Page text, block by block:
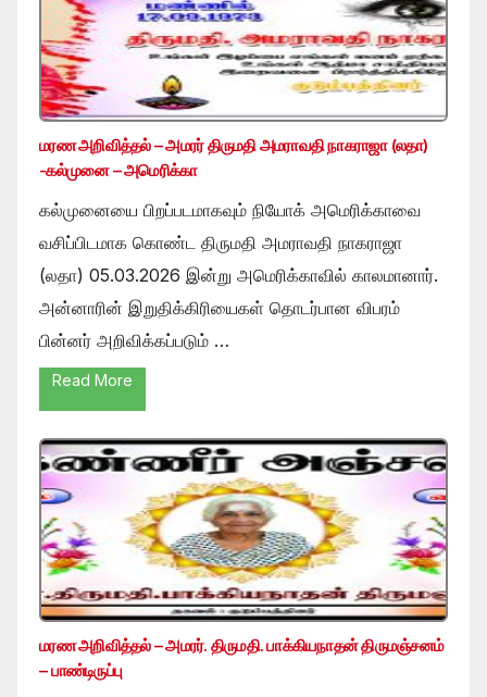
மரண அறிவித்தல் – அமரர் திருமதி அமராவதி நாகராஜா (லதா)
-கல்முனை – அமெரிக்கா
கல்முனையை பிறப்படமாகவும் நியோக் அமெரிக்காவை
வசிப்பிடமாக கொண்ட திருமதி அமராவதி நாகராஜா
(லதா) 05.03.2026 இன்று அமெரிக்காவில் காலமானார்.
அன்னாரின் இறுதிக்கிரியைகள் தொடர்பான விபரம்
பின்னர் அறிவிக்கப்படும் …
Read More
மரண அறிவித்தல் – அமரர். திருமதி. பாக்கியநாதன் திருமஞ்சனம்
– பாண்டிருப்பு